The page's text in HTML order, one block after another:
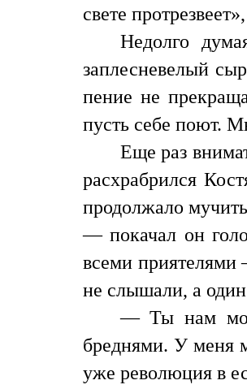
свете
Недолго
заплесневелый
пение не
пусть себе поют.
Еще раз
расхрабрился
продолжало
— покачал он
всеми приятелями
не слышали, а
— Ты нам
бреднями. У меня
уже революция в